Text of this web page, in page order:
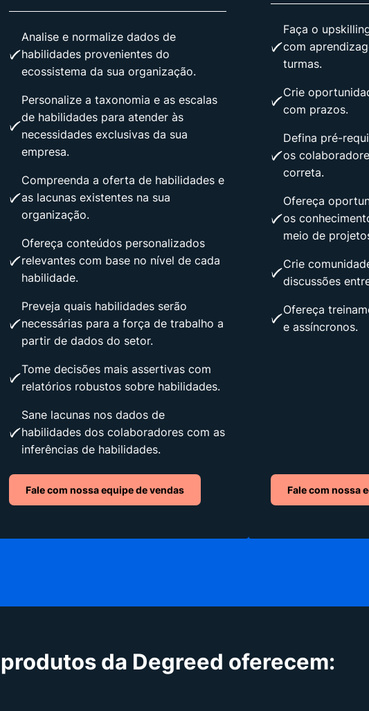
Analise e normalize dados de
habilidades provenientes do
ecossistema da sua organização.
Personalize a taxonomia e as escalas
de habilidades para atender às
necessidades exclusivas da sua
empresa.
Compreenda a oferta de habilidades e
as lacunas existentes na sua
organização.
Ofereça conteúdos personalizados
relevantes com base no nível de cada
habilidade.
Preveja quais habilidades serão
necessárias para a força de trabalho a
partir de dados do setor.
Tome decisões mais assertivas com
relatórios robustos sobre habilidades.
Sane lacunas nos dados de
habilidades dos colaboradores com as
inferências de habilidades.
Fale com nossa equipe de vendas
Faça o
com
turmas.
Crie
com prazos.
Defina pré-
os
correta.
Ofereça
os
meio de
Crie
discussões
Ofereça
e assíncronos.
Fale com nossa
da Degreed oferecem: